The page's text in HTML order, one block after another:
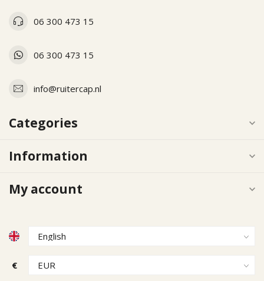
06 300 473 15
06 300 473 15
info@ruitercap.nl
Categories
Information
My account
€